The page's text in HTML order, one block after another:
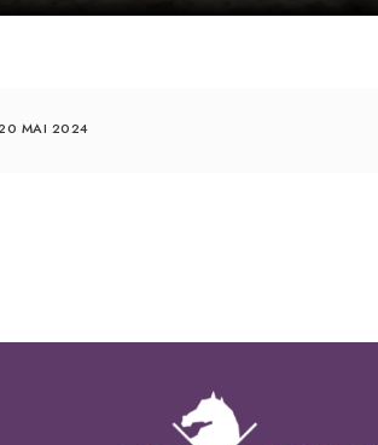
MAI 2024